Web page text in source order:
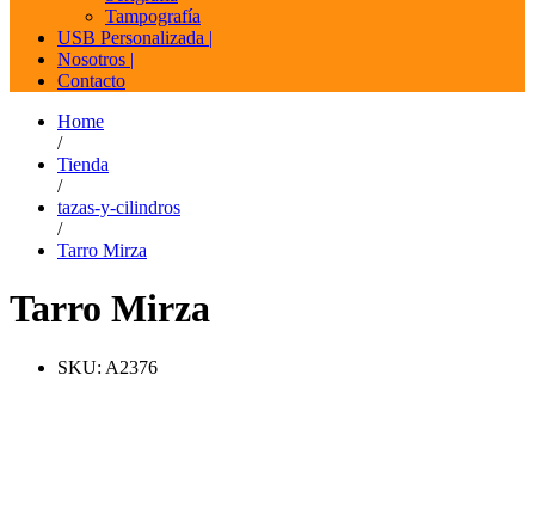
Tampografía
USB Personalizada |
Nosotros |
Contacto
Home
/
Tienda
/
tazas-y-cilindros
/
Tarro Mirza
Tarro Mirza
SKU: A2376